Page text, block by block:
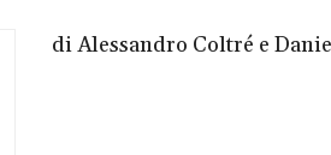
di Alessandro Coltré e